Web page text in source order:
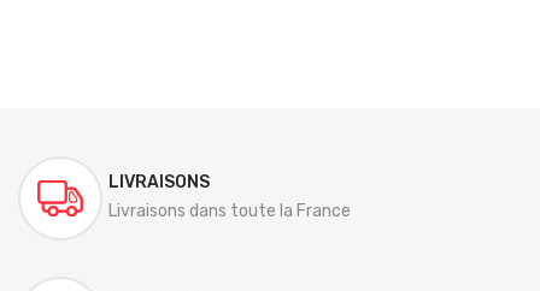
LIVRAISONS
Livraisons dans toute la France